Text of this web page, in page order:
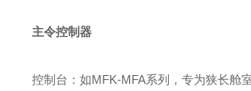
主令控制器
控制台‌：如MFK-MFA系列，专为狭长舱